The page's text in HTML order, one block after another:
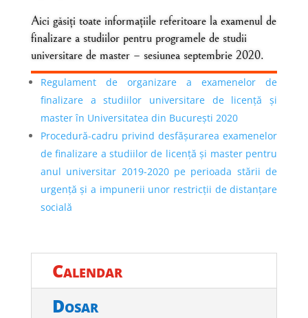
Aici găsiți toate informațiile referitoare la examenul de
finalizare a studiilor pentru programele de studii
universitare de master – sesiunea septembrie 2020.
Regulament de organizare a examenelor de
finalizare a studiilor universitare de licență și
master în Universitatea din București 2020
Procedură-cadru privind desfășurarea examenelor
de finalizare a studiilor de licență și master pentru
anul universitar 2019-2020 pe perioada stării de
urgență și a impunerii unor restricții de distanțare
socială
Calendar
Dosar